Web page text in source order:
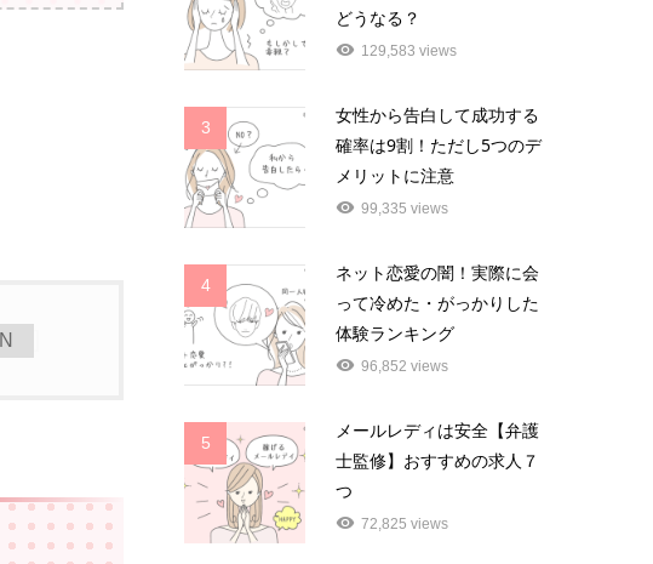
どうなる？
129,583 views
3
女性から告白して成功する
確率は9割！ただし5つのデ
メリットに注意
99,335 views
4
ネット恋愛の闇！実際に会
って冷めた・がっかりした
体験ランキング
96,852 views
5
メールレディは安全【弁護
士監修】おすすめの求人７
つ
72,825 views